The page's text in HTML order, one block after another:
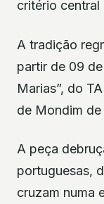
critério central
A tradição
partir de 09
Marias”, do
de Mondim
A peça
portuguesas,
cruzam numa